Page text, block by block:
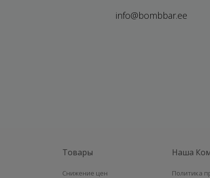
info@bombbar.ee
Товары
Снижение цен
Наша
Политика